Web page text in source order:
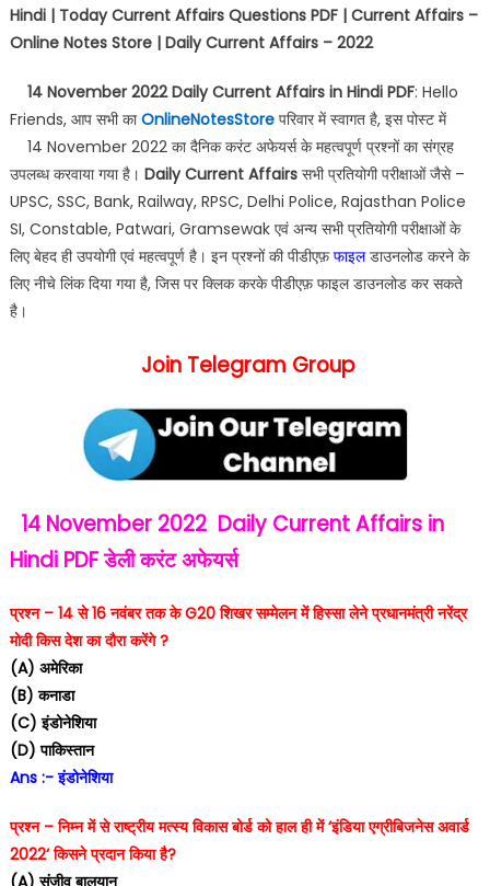
Hindi | Today Current Affairs Questions PDF | Current Affairs –
Online Notes Store | Daily Current Affairs – 2022
14 November 2022 Daily Current Affairs in Hindi PDF: Hello
Friends, आप सभी काOnlineNotesStoreपरिवार में स्वागत है, इस पोस्ट में
14 November 2022 का दैनिक करंट अफेयर्स के महत्वपूर्ण प्रश्नों का संग्रह
उपलब्ध करवाया गया है। Daily Current Affairsसभी प्रतियोगी परीक्षाओं जैसे –
UPSC, SSC, Bank, Railway, RPSC, Delhi Police, Rajasthan Police
SI, Constable, Patwari, Gramsewak एवं अन्य सभी प्रतियोगी परीक्षाओं के
लिए बेहद ही उपयोगी एवं महत्वपूर्ण है। इन प्रश्नों की पीडीएफ़फाइलडाउनलोड करने के
लिए नीचे लिंक दिया गया है, जिस पर क्लिक करके पीडीएफ़ फाइल डाउनलोड कर सकते
है।
Join Telegram Group
14 November 2022 Daily Current Affairs in
Hindi PDFडेली करंट अफेयर्स
प्रश्न – 14 से 16 नवंबर तक के G20 शिखर सम्मेलन में हिस्सा लेने प्रधानमंत्री नरेंद्र
मोदी किस देश का दौरा करेंगे ?
(A) अमेरिका
(B) कनाडा
(C) इंडोनेशिया
(D) पाकिस्तान
Ans :- इंडोनेशिया
प्रश्न – निम्न में से राष्ट्रीय मत्स्य विकास बोर्ड को हाल ही में ‘इंडिया एग्रीबिजनेस अवार्ड
2022‘ किसने प्रदान किया है?
(A) संजीव बालयान